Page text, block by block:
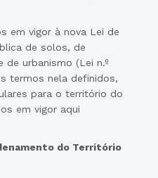
em vigor à nova Lei de
de solos, de
urbanismo (Lei n.º
termos nela definidos,
para o território do
em vigor aqui
do Território